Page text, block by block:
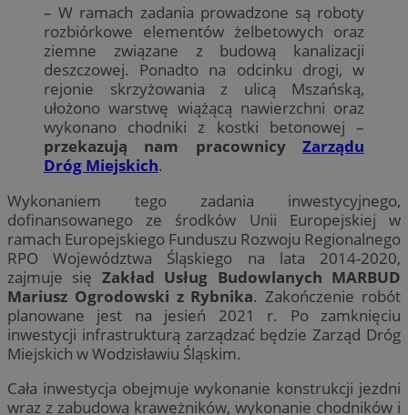
– W ramach zadania prowadzone są roboty
rozbiórkowe elementów żelbetowych oraz
ziemne związane z budową kanalizacji
deszczowej. Ponadto na odcinku drogi, w
rejonie skrzyżowania z ulicą Mszańską,
ułożono warstwę wiążącą nawierzchni oraz
wykonano chodniki z kostki betonowej –
przekazują nam pracownicy Zarządu
Dróg Miejskich.
Wykonaniem tego zadania inwestycyjnego,
dofinansowanego ze środków Unii Europejskiej w
ramach Europejskiego Funduszu Rozwoju Regionalnego
RPO Województwa Śląskiego na lata 2014-2020,
zajmuje się Zakład Usług Budowlanych MARBUD
Mariusz Ogrodowski z Rybnika. Zakończenie robót
planowane jest na jesień 2021 r. Po zamknięciu
inwestycji infrastrukturą zarządzać będzie Zarząd Dróg
Miejskich w Wodzisławiu Śląskim.
Cała inwestycja obejmuje wykonanie konstrukcji jezdni
wraz z zabudową krawężników, wykonanie chodników i